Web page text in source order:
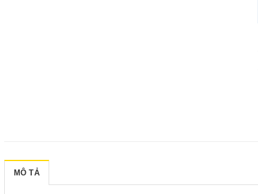
MÔ TẢ